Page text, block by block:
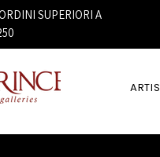
SUPERIORI A